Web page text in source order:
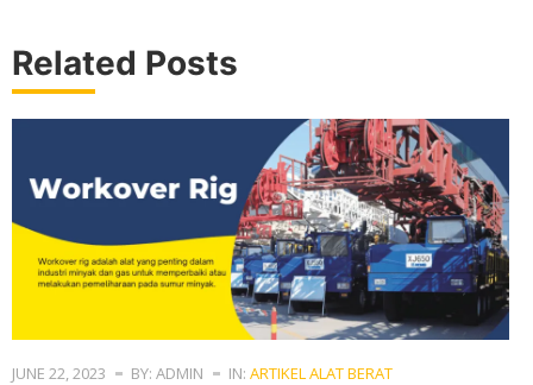
Related Posts
JUNE 22, 2023 BY: ADMIN IN: ARTIKEL ALAT BERAT